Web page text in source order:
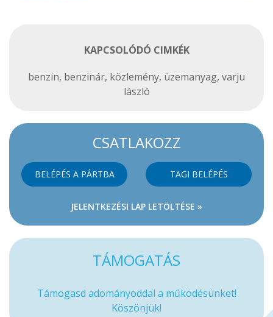
KAPCSOLÓDÓ CIMKÉK
benzin, benzinár, közlemény, üzemanyag, varju
lászló
CSATLAKOZZ
BELÉPÉS A PÁRTBA TAGI BELÉPÉS
JELENTKEZÉSI LAP LETÖLTÉSE »
TÁMOGATÁS
Támogasd adományoddal a működésünket!
Köszönjük!